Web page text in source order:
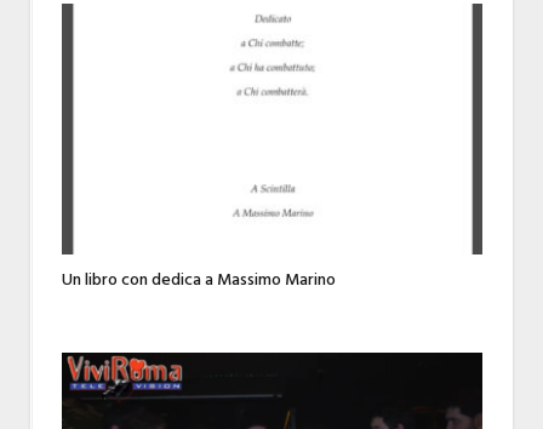
Un libro con dedica a Massimo Marino